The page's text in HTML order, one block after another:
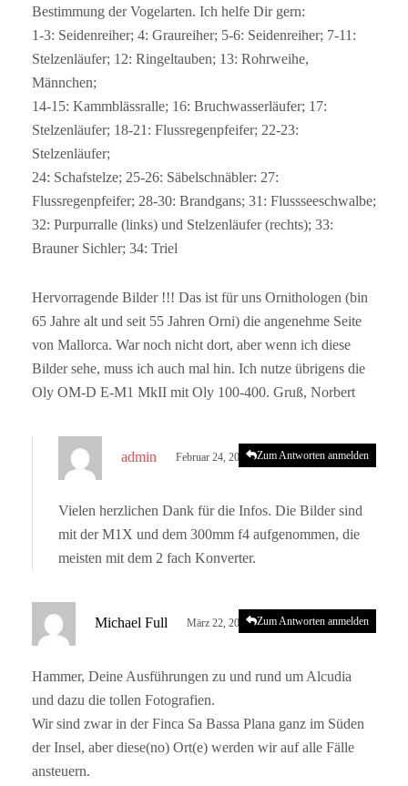
Bestimmung der Vogelarten. Ich helfe Dir gern:
1-3: Seidenreiher; 4: Graureiher; 5-6: Seidenreiher; 7-11:
Stelzenläufer; 12: Ringeltauben; 13: Rohrweihe,
Männchen;
14-15: Kammblässralle; 16: Bruchwasserläufer; 17:
Stelzenläufer; 18-21: Flussregenpfeifer; 22-23:
Stelzenläufer;
24: Schafstelze; 25-26: Säbelschnäbler: 27:
Flussregenpfeifer; 28-30: Brandgans; 31: Flussseeschwalbe;
32: Purpurralle (links) und Stelzenläufer (rechts); 33:
Brauner Sichler; 34: Triel
Hervorragende Bilder !!! Das ist für uns Ornithologen (bin
65 Jahre alt und seit 55 Jahren Orni) die angenehme Seite
von Mallorca. War noch nicht dort, aber wenn ich diese
Bilder sehe, muss ich auch mal hin. Ich nutze übrigens die
Oly OM-D E-M1 MkII mit Oly 100-400. Gruß, Norbert
admin
t
:
Februar 24, 2023 um 4:59 p.m. Uhr
Vielen herzlichen Dank für die Infos. Die Bilder sind
mit der M1X und dem 300mm f4 aufgenommen, die
meisten mit dem 2 fach Konverter.
Zum Antworten anmelden
Michael Full
t
:
März 22, 2023 um 10:45 a.m. Uhr
Hammer, Deine Ausführungen zu und rund um Alcudia
und dazu die tollen Fotografien.
Wir sind zwar in der Finca Sa Bassa Plana ganz im Süden
der Insel, aber diese(no) Ort(e) werden wir auf alle Fälle
ansteuern.
Zum Antworten anmelden